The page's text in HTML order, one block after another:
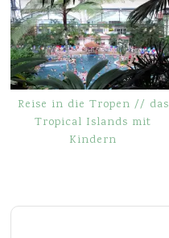
Reise in die Tropen // das
Tropical Islands mit
Kindern